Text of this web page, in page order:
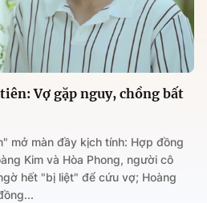
Vợ gặp nguy, chồng bất
mở màn đầy kịch tính: Hợp đồng
Kim và Hòa Phong, người cô
hết "bị liệt" để cứu vợ; Hoàng